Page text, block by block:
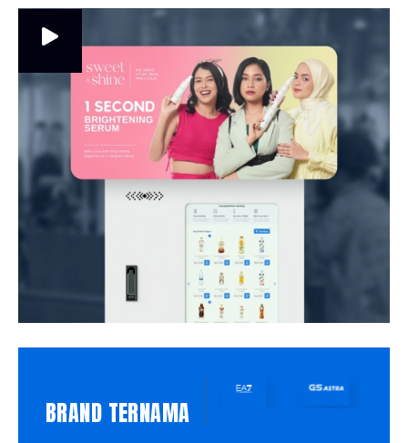
BRAND TERNAMA